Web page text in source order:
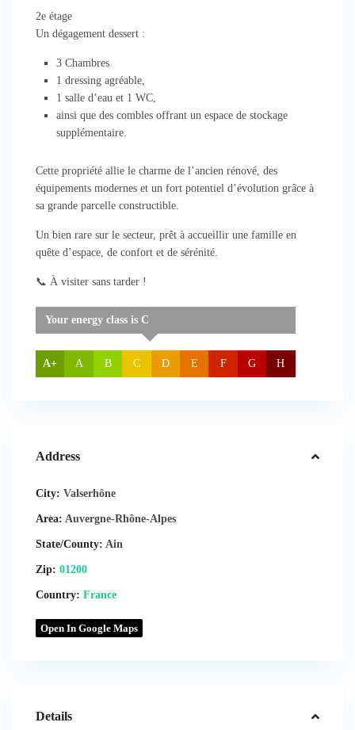
2e étage
Un dégagement dessert :
3 Chambres
1 dressing agréable,
1 salle d’eau et 1 WC,
ainsi que des combles offrant un espace de stockage
supplémentaire.
Cette propriété allie le charme de l’ancien rénové, des
équipements modernes et un fort potentiel d’évolution grâce à
sa grande parcelle constructible.
Un bien rare sur le secteur, prêt à accueillir une famille en
quête d’espace, de confort et de sérénité.
📞 À visiter sans tarder !
A+ A B
Your energy class is C
C D E F G H
Address
City: Valserhône
Area: Auvergne-Rhône-Alpes
State/County: Ain
Zip: 01200
Country: France
Open In Google Maps
Details